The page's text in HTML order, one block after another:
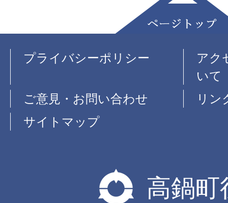
プライバシーポリシー
アク
いて
ご意見・お問い合わせ
リン
サイトマップ
高鍋町